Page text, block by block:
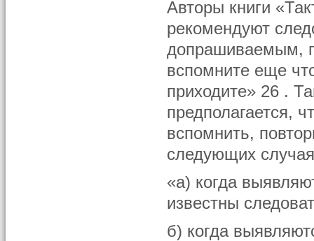
Авторы книги
рекомендуют
допрашиваемым,
вспомните еще
приходите» 26 .
предполагается,
вспомнить,
следующих
«а) когда
известны
б) когда